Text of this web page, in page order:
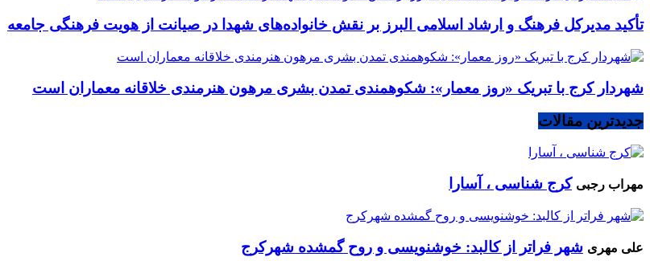
تأکید مدیرکل فرهنگ و ارشاد اسلامی البرز بر نقش خانواده‌های شهدا در صیانت از هویت فرهنگی جامعه
شهردار کرج با تبریک «روز معمار»: شکوهمندی تمدن بشری مرهون هنرمندی خلاقانه معماران است
جدیدترین مقالات
مهراب رجبی کرج شناسی ، آسارا
علی مهری شهر فراتر از کالبد: خوشنویسی و روح گمشده شهرکرج